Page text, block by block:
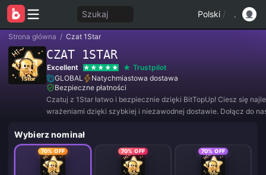
Szukaj Polski /
Strona główna / Czat 1Star
CZAT 1STAR
Excellent
Trustpilot
GLOBAL
Natychmiastowa dostawa
Bezpieczne płatności
Czatuj z 1Star łatwo i bezpiecznie dzięki BitTopUp! Ciesz się
wrażeniami dzięki szybkiej i niezawodnej dostawie. Dołącz do
Wybierz nominał
70% OFF 70% OFF 70% OFF